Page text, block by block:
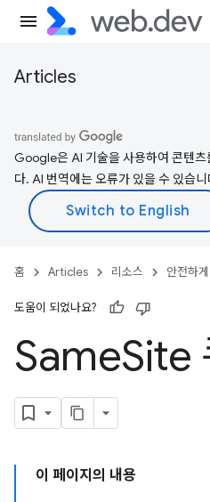
Articles
Google은 AI 기술을 사용하여 콘텐츠
다. AI 번역에는 오류가 있을 수 있습니
홈 Articles 리소스 안전하
도움이 되었나요?
SameSite
이 페이지의 내용